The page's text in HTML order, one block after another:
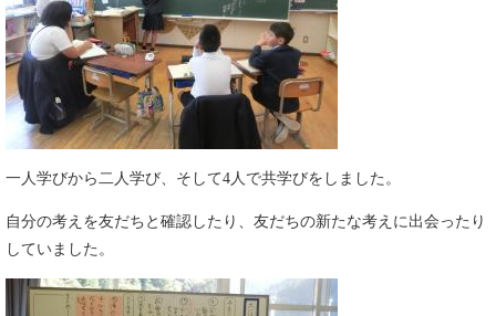
一人学びから二人学び、そして4人で共学びをしました。
自分の考えを友だちと確認したり、友だちの新たな考えに出会ったり
していました。